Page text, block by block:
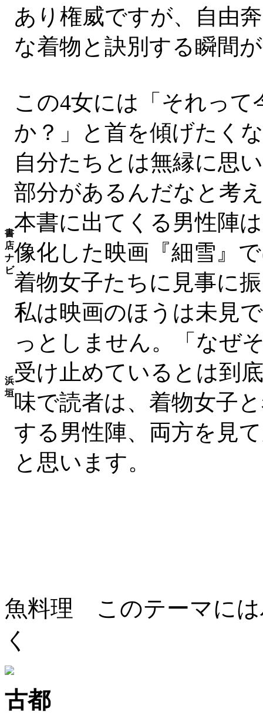
あり権威ですが、自由
な着物と訣別する瞬間
この4女には「それっ
か？」と首を傾げたく
自分たちとは無縁に思
部分があるんだなと考
書
店
ナ
ビ
本書に出てくる男性陣
像化した映画『細雪』
着物女子たちに見事に
浜
垣
私は映画のほうは未見
っとしません。「なぜ
受け止めているとは到
味で読者は、着物女子
する男性陣、両方を見
と思います。
魚料理 このテーマには
く
古都